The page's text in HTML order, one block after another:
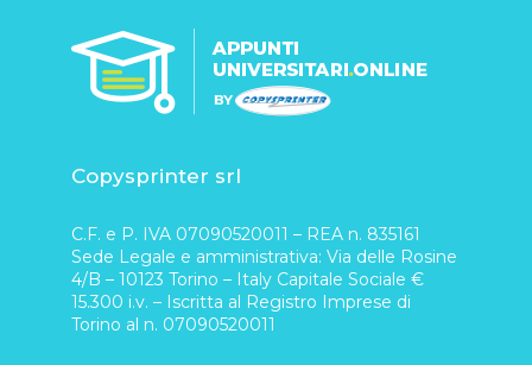
Copysprinter srl
C.F. e P. IVA 07090520011 – REA n. 835161
Sede Legale e amministrativa: Via delle Rosine
4/B – 10123 Torino – Italy Capitale Sociale €
15.300 i.v. – Iscritta al Registro Imprese di
Torino al n. 07090520011